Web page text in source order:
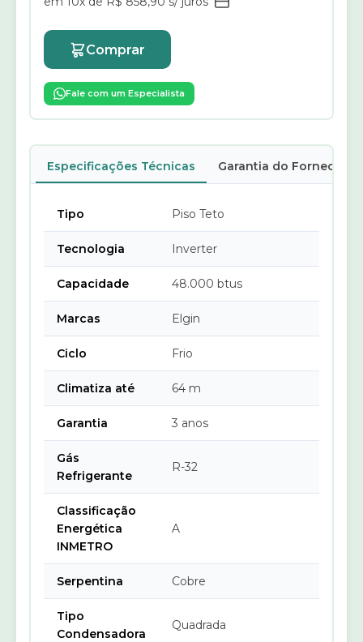
Comprar
Fale com um Especialista
Especificações Técnicas Garantia do Fornecedor
Tipo Piso Teto
Tecnologia Inverter
Capacidade 48.000 btus
Marcas Elgin
Ciclo Frio
Climatiza até 64 m
Garantia 3 anos
Gás
Refrigerante
R-32
Classificação
Energética
INMETRO
A
Serpentina Cobre
Tipo
Condensadora
Quadrada